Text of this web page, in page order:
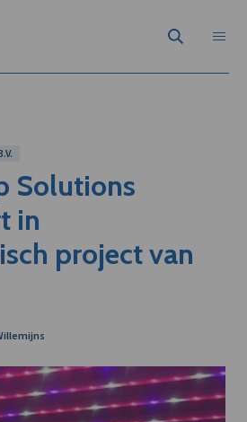
Solutions
in
project van